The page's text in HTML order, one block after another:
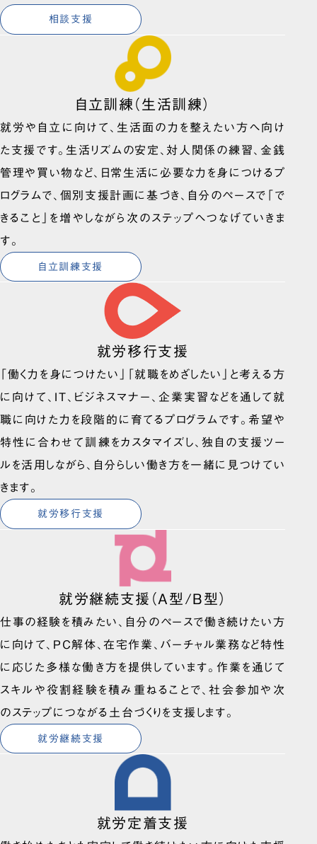
相談支援
自立訓練（生活訓練）
就労や自立に向けて、生活面の力を整えたい方へ向け
た支援です。生活リズムの安定、対人関係の練習、金銭
管理や買い物など、日常生活に必要な力を身につけるプ
ログラムで、個別支援計画に基づき、自分のペースで「で
きること」を増やしながら次のステップへつなげていきま
す。
自立訓練支援
就労移行支援
「働く力を身につけたい」「就職をめざしたい」と考える方
に向けて、IT、ビジネスマナー、企業実習などを通して就
職に向けた力を段階的に育てるプログラムです。希望や
特性に合わせて訓練をカスタマイズし、独自の支援ツー
ルを活用しながら、自分らしい働き方を一緒に見つけてい
きます。
就労移行支援
就労継続支援（A型/B型）
仕事の経験を積みたい、自分のペースで働き続けたい方
に向けて、PC解体、在宅作業、バーチャル業務など特性
に応じた多様な働き方を提供しています。作業を通じて
スキルや役割経験を積み重ねることで、社会参加や次
のステップにつながる土台づくりを支援します。
就労継続支援
就労定着支援